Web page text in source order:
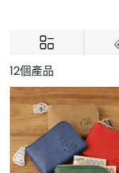
12個產品